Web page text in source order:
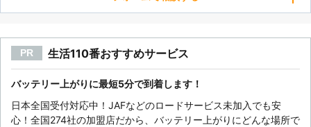
PR 生活110番おすすめサービス
バッテリー上がりに最短5分で到着します！
日本全国受付対応中！JAFなどのロードサービス未加入でも安
心！全国274社の加盟店だから、バッテリー上がりにどんな場所で